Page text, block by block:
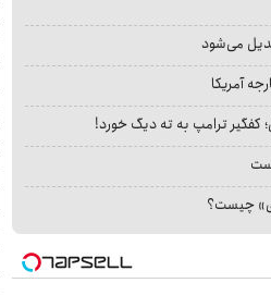
می‌شود
آمریکا
کفگیر ترامپ به ته دیگ خورد!
چیست؟